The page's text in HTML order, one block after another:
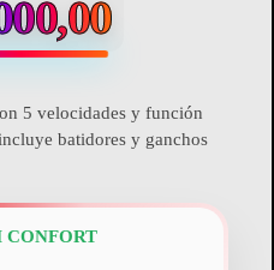
5 velocidades y función
batidores y ganchos